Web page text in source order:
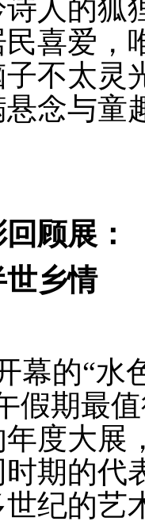
人的狐
喜爱，
不太灵
念与童
顾展 ：
乡情
的“水
假期最
度大展
期的代
纪的艺